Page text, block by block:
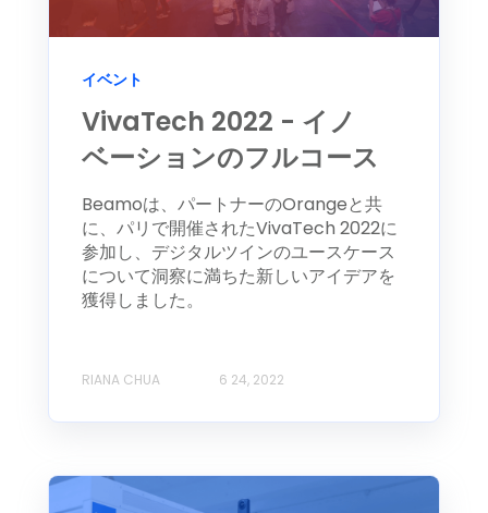
イベント
VivaTech 2022 - イノ
ベーションのフルコース
Beamoは、パートナーのOrangeと共
に、パリで開催されたVivaTech 2022に
参加し、デジタルツインのユースケース
について洞察に満ちた新しいアイデアを
獲得しました。
RIANA CHUA 6 24, 2022